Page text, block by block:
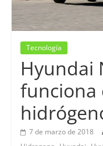
Tecnología
Hyundai
funciona
7 de marzo de 2018